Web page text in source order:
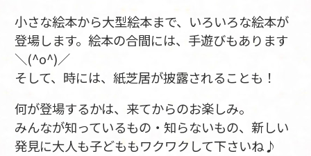
小さな絵本から大型絵本まで、いろいろな絵本が
登場します。絵本の合間には、手遊びもあります
＼(^o^)／
そして、時には、紙芝居が披露されることも！
何が登場するかは、来てからのお楽しみ。
みんなが知っているもの・知らないもの、新しい
発見に大人も子どももワクワクして下さいね♪